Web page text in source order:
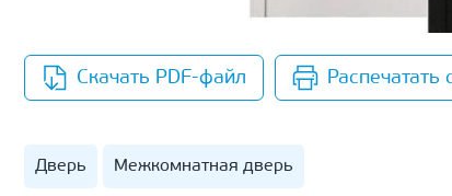
Скачать PDF-файл Распечатать
Дверь Межкомнатная дверь